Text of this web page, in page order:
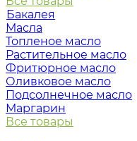
Бакалея
Масла
Топленое масло
Растительное масло
Фритюрное масло
Оливковое масло
Подсолнечное масло
Маргарин
Все товары